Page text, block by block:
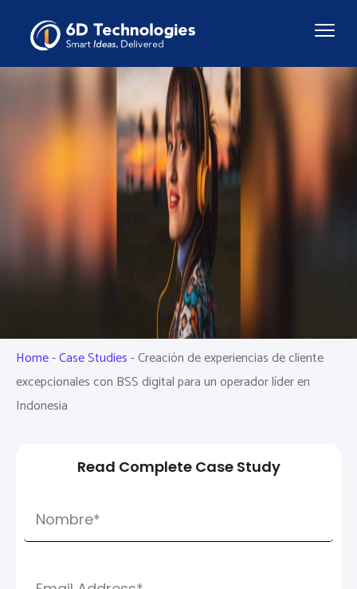
Home-Case Studies-Creación de experiencias de cliente
excepcionales con BSS digital para un operador líder en
Indonesia
Read Complete Case Study